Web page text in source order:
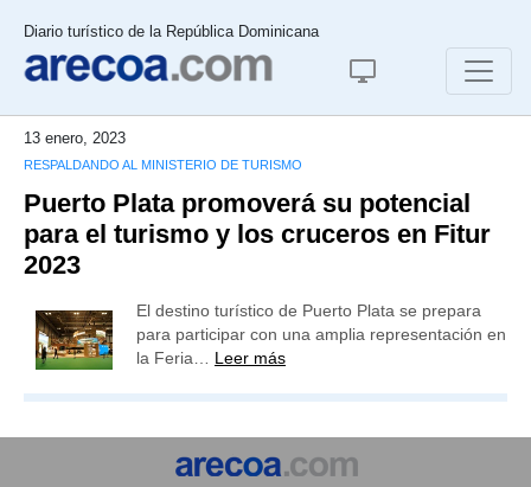
Diario turístico de la República Dominicana
13 enero, 2023
RESPALDANDO AL MINISTERIO DE TURISMO
Puerto Plata promoverá su potencial
para el turismo y los cruceros en Fitur
2023
El destino turístico de Puerto Plata se prepara
para participar con una amplia representación en
la Feria… Leer más